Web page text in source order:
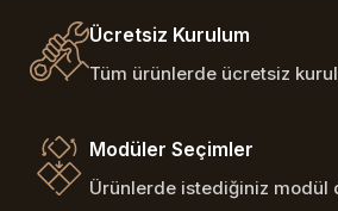
Ücretsiz Kurulum
Tüm ürünlerde ücretsiz
Modüler Seçimler
Ürünlerde istediğiniz modül